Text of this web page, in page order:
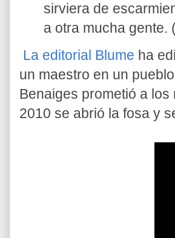
sirviera de
a otra mucha gente.
La editorial Blume ha
un maestro en un
Benaiges prometió a
2010 se abrió la fosa y